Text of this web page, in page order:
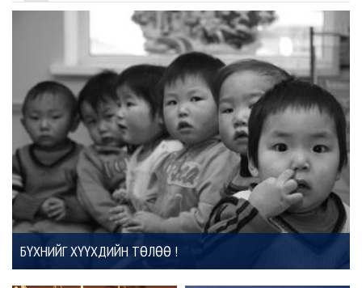
БҮХНИЙГ ХҮҮХДИЙН ТӨЛӨӨ !